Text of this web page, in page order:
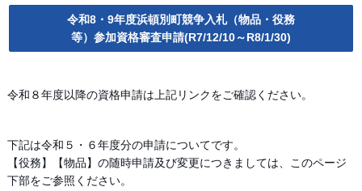
令和8・9年度浜頓別町競争入札（物品・役務
等）参加資格審査申請(R7/12/10～R8/1/30)
令和８年度以降の資格申請は上記リンクをご確認ください。
下記は令和５・６年度分の申請についてです。
【役務】【物品】の随時申請及び変更につきましては、このページ
下部をご参照ください。